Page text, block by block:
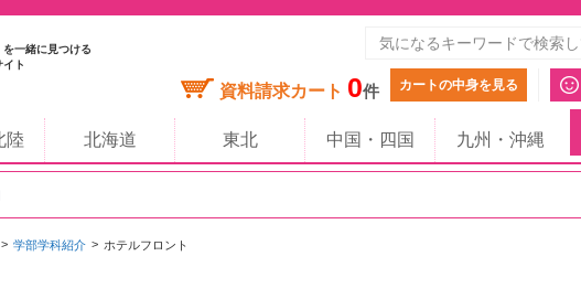
一緒に見つける
ト
資料請求カート 0件 カートの中身を見る
陸 北海道 東北 中国・四国 九州・沖縄
学部学科紹介 ホテルフロント